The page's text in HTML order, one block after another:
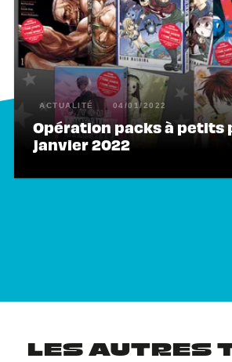
ACTUALITÉ 04/01/2022
Opération packs à petits
janvier 2022
LES AUTRES